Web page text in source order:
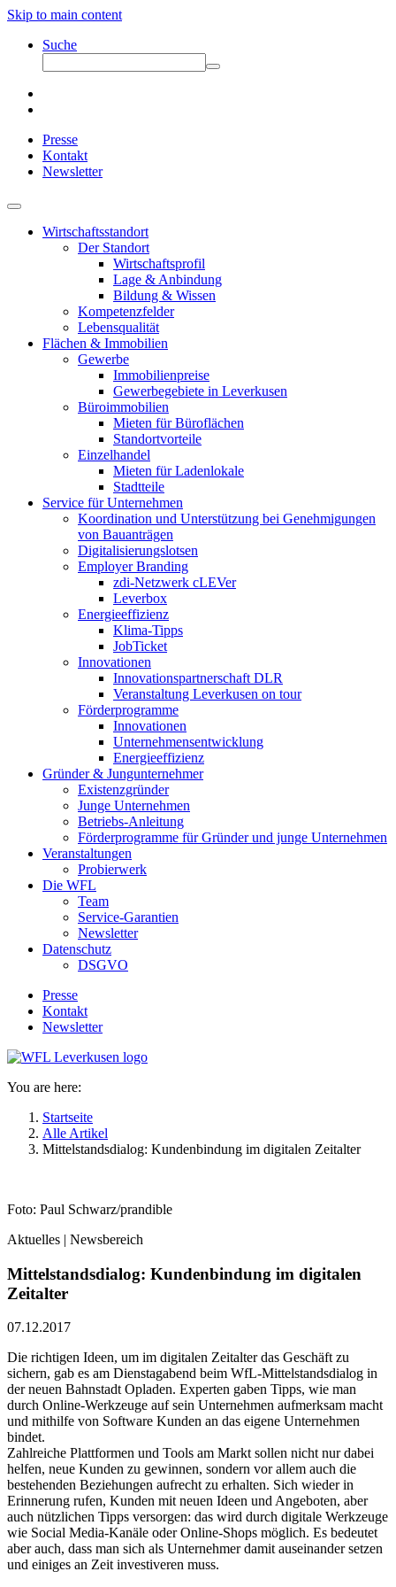
Skip to main content
Suche
Presse
Kontakt
Newsletter
Wirtschaftsstandort
Der Standort
Wirtschaftsprofil
Lage & Anbindung
Bildung & Wissen
Kompetenzfelder
Lebensqualität
Flächen & Immobilien
Gewerbe
Immobilienpreise
Gewerbegebiete in Leverkusen
Büroimmobilien
Mieten für Büroflächen
Standortvorteile
Einzelhandel
Mieten für Ladenlokale
Stadtteile
Service für Unternehmen
Koordination und Unterstützung bei Genehmigungen
von Bauanträgen
Digitalisierungslotsen
Employer Branding
zdi-Netzwerk cLEVer
Leverbox
Energieeffizienz
Klima-Tipps
JobTicket
Innovationen
Innovationspartnerschaft DLR
Veranstaltung Leverkusen on tour
Förderprogramme
Innovationen
Unternehmensentwicklung
Energieeffizienz
Gründer & Jungunternehmer
Existenzgründer
Junge Unternehmen
Betriebs-Anleitung
Förderprogramme für Gründer und junge Unternehmen
Veranstaltungen
Probierwerk
Die WFL
Team
Service-Garantien
Newsletter
Datenschutz
DSGVO
Presse
Kontakt
Newsletter
You are here:
Startseite
Alle Artikel
Mittelstandsdialog: Kundenbindung im digitalen Zeitalter
Foto: Paul Schwarz/prandible
Aktuelles | Newsbereich
Mittelstandsdialog: Kundenbindung im digitalen
Zeitalter
07.12.2017
Die richtigen Ideen, um im digitalen Zeitalter das Geschäft zu
sichern, gab es am Dienstagabend beim WfL-Mittelstandsdialog in
der neuen Bahnstadt Opladen. Experten gaben Tipps, wie man
durch Online-Werkzeuge auf sein Unternehmen aufmerksam macht
und mithilfe von Software Kunden an das eigene Unternehmen
bindet.
Zahlreiche Plattformen und Tools am Markt sollen nicht nur dabei
helfen, neue Kunden zu gewinnen, sondern vor allem auch die
bestehenden Beziehungen aufrecht zu erhalten. Sich wieder in
Erinnerung rufen, Kunden mit neuen Ideen und Angeboten, aber
auch nützlichen Tipps versorgen: das wird durch digitale Werkzeuge
wie Social Media-Kanäle oder Online-Shops möglich. Es bedeutet
aber auch, dass man sich als Unternehmer damit auseinander setzen
und einiges an Zeit investiveren muss.